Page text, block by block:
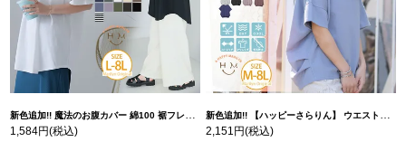
新色追加!! 魔法のお腹カバー 綿100 裾フレア Tシャツ | 大きいサイズの通販ならハッピーマリリン
1,584円(税込)
新色追加!! 【ハッピーさらりん】 ウエストタック入り スッキリ魅せ コクーントップス | 大きいサイズの通販ならハッピーマリリン
2,151円(税込)